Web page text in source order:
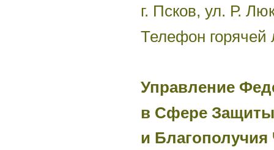
г. Псков, ул. Р.
Телефон горячей
Управление
в Сфере
и Благополучия